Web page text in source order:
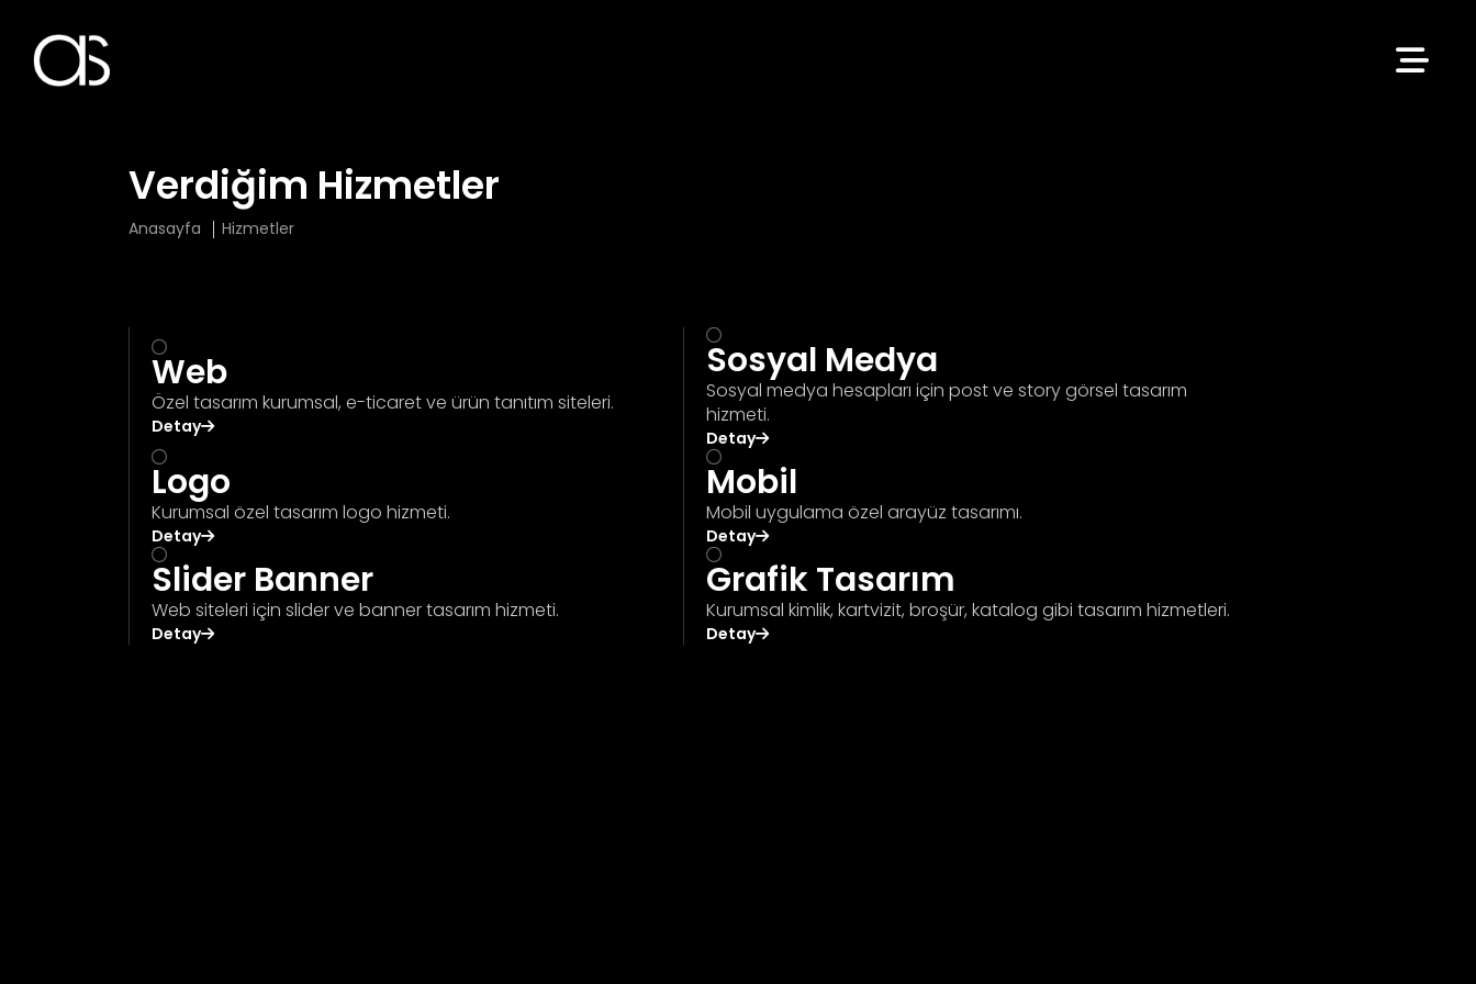
Verdiğim Hizmetler
Anasayfa Hizmetler
Web
Özel tasarım kurumsal, e-ticaret ve ürün tanıtım siteleri.
Detay
Sosyal Medya
Sosyal medya hesapları için post ve story görsel tasarım
hizmeti.
Detay
Logo
Kurumsal özel tasarım logo hizmeti.
Detay
Mobil
Mobil uygulama özel arayüz tasarımı.
Detay
Slider Banner
Web siteleri için slider ve banner tasarım hizmeti.
Detay
Grafik Tasarım
Kurumsal kimlik, kartvizit, broşür, katalog gibi tasarım hizmetleri.
Detay